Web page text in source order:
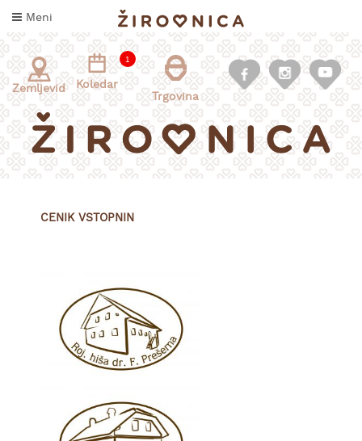
na
Meni
OBISKOVALCE
DOŽIVETI
Zemljevid
1
Koledar
Trgovina
CENIK VSTOPNIN